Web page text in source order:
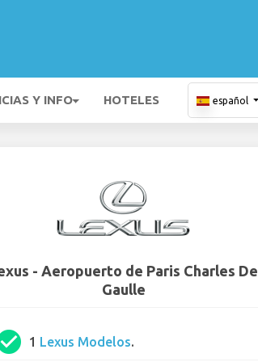
Y INFO HOTELES español
- Aeropuerto de Paris Charles De
Gaulle
1 Lexus Modelos.